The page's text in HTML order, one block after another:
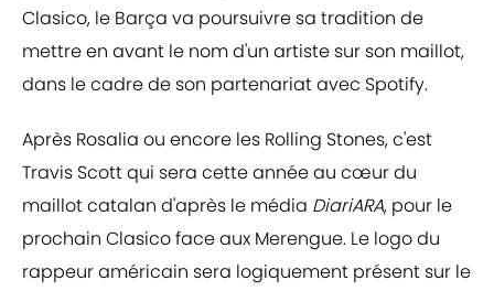
Clasico, le Barça va poursuivre sa tradition de
mettre en avant le nom d'un artiste sur son maillot,
dans le cadre de son partenariat avec Spotify.
Après Rosalia ou encore les Rolling Stones, c'est
Travis Scott qui sera cette année au cœur du
maillot catalan d'après le média DiariARA, pour le
prochain Clasico face aux Merengue. Le logo du
rappeur américain sera logiquement présent sur le